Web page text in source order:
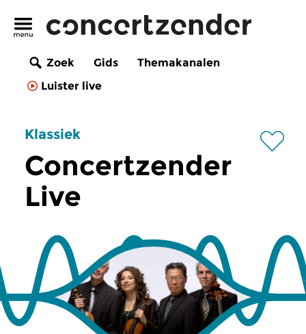
Zoek Gids
Themakanalen
Luister live
Klassiek
Concertzender
Live